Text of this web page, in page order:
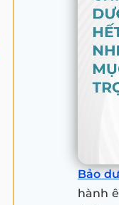
Bảo
hành